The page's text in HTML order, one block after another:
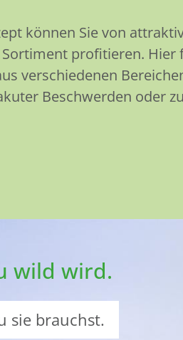
können Sie von
profitieren. Hier
verschiedenen
Beschwerden oder
wild wird.
sie brauchst.